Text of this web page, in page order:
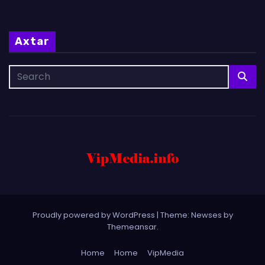
Axtar
Proudly powered by WordPress | Theme: Newses by
Themeansar.
Home Home VipMedia